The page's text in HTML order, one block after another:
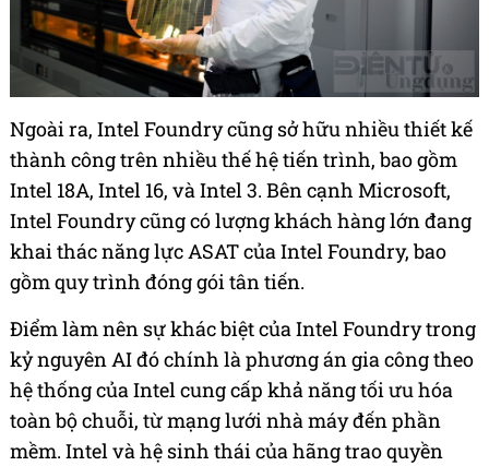
Ngoài ra, Intel Foundry cũng sở hữu nhiều thiết kế
thành công trên nhiều thế hệ tiến trình, bao gồm
Intel 18A, Intel 16, và Intel 3. Bên cạnh Microsoft,
Intel Foundry cũng có lượng khách hàng lớn đang
khai thác năng lực ASAT của Intel Foundry, bao
gồm quy trình đóng gói tân tiến.
Điểm làm nên sự khác biệt của Intel Foundry trong
kỷ nguyên AI đó chính là phương án gia công theo
hệ thống của Intel cung cấp khả năng tối ưu hóa
toàn bộ chuỗi, từ mạng lưới nhà máy đến phần
mềm. Intel và hệ sinh thái của hãng trao quyền